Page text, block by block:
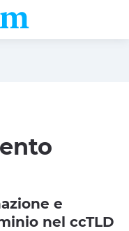
e
nel ccTLD